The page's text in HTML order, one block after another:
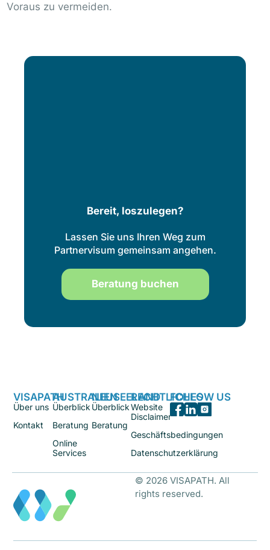
Voraus zu vermeiden.
Bereit, loszulegen?
Lassen Sie uns Ihren Weg zum
Partnervisum gemeinsam angehen.
Beratung buchen
VISAPATH
Über uns
Kontakt
AUSTRALIEN
Überblick
Beratung
Online
Services
NEUSEELAND
Überblick
Beratung
RECHTLICHES
Website
Disclaimer
Geschäftsbedingungen
Datenschutzerklärung
FOLLOW US
© 2026 VISAPATH. All
rights reserved.